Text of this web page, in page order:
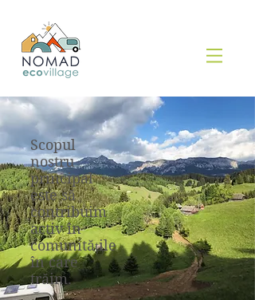
Scopul
nostru
principal
este să
contribuim
activ în
comunitățile
în care
trăim.